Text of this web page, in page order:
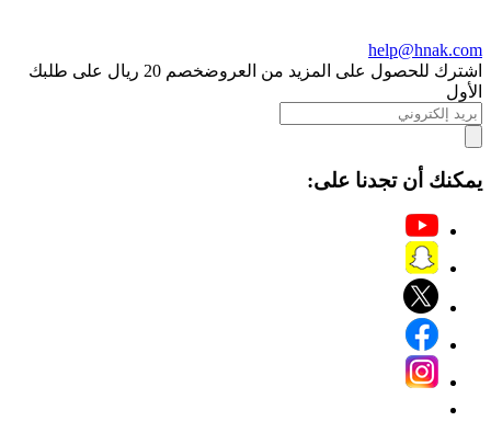
help@hnak.com
اشترك للحصول على المزيد من العروض
خصم 20 ريال على طلبك
الأول
يمكنك أن تجدنا على: